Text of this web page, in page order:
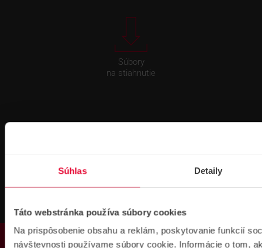
Súhlas Detaily
Táto webstránka používa súbory cookies
Na prispôsobenie obsahu a reklám, poskytovanie funkcií
návštevnosti používame súbory cookie. Informácie o tom,
Súbory
na stiahnutie
Pre zákazníkov s rámovcovou zmluvou pri